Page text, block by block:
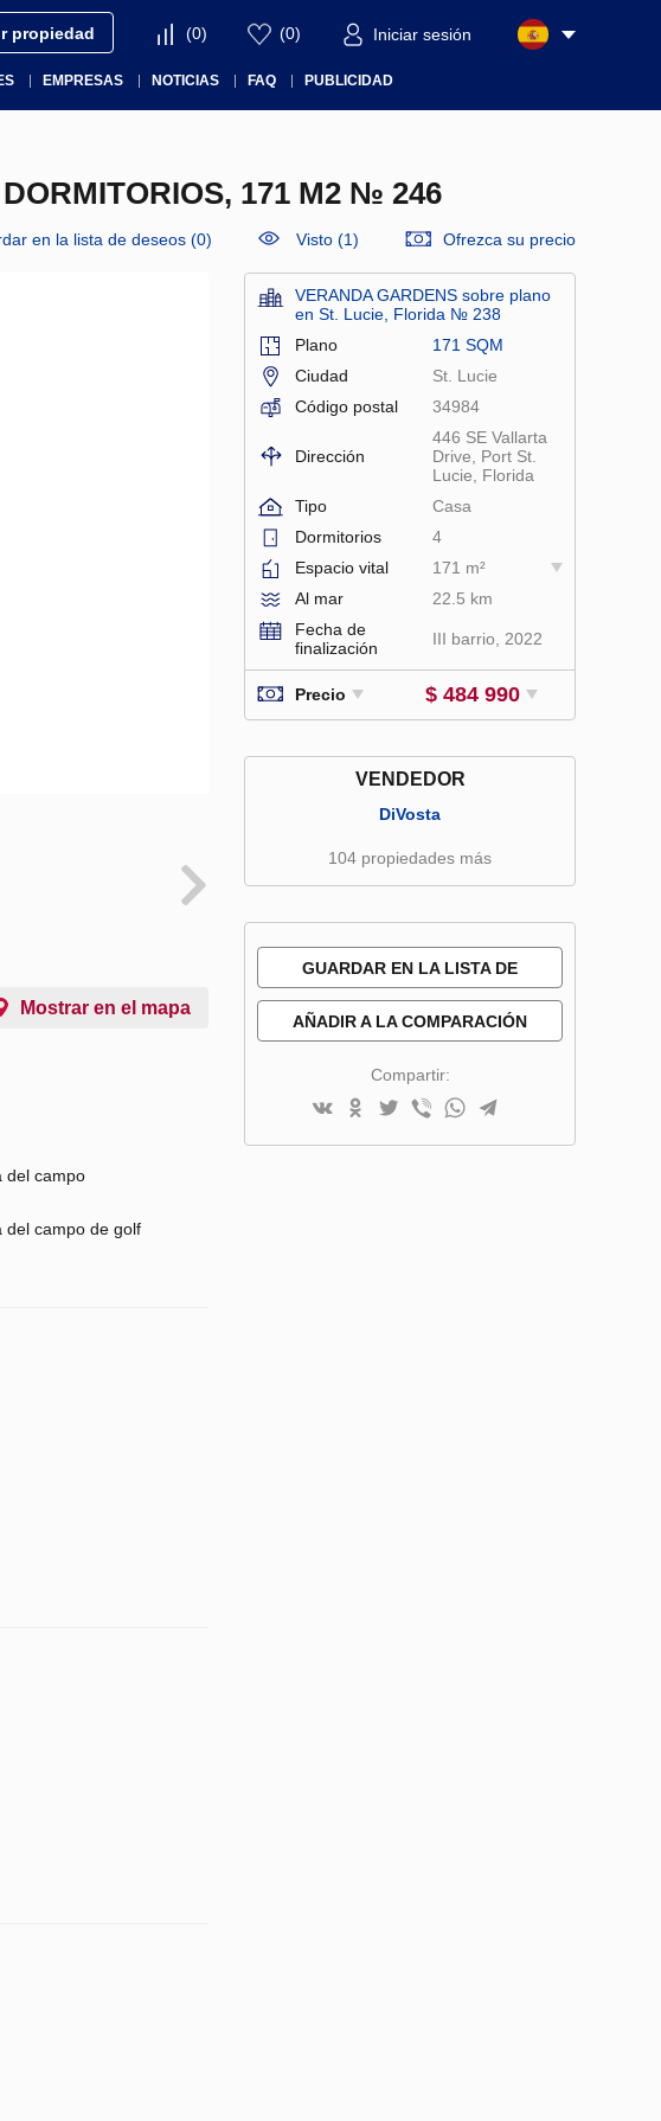
propiedad (0) (0) Iniciar sesión
EMPRESAS NOTICIAS FAQ PUBLICIDAD
171 M2 № 246
en la lista de deseos (0) Visto (1) Ofrezca su precio
Mostrar en el mapa
del campo
del campo de golf
VERANDA GARDENS sobre plano
en St. Lucie, Florida № 238
Plano
171 SQM
Ciudad
St. Lucie
Código postal
34984
Dirección
446 SE Vallarta
Drive, Port St.
Lucie, Florida
Tipo
Casa
Dormitorios
4
Espacio vital
171 m²
Al mar
22.5 km
Fecha de
finalización
III barrio, 2022
Precio $ 484 990
VENDEDOR
DiVosta
104 propiedades más
GUARDAR EN LA LISTA DE
AÑADIR A LA COMPARACIÓN
Compartir: